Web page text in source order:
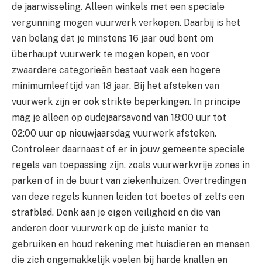
de jaarwisseling. Alleen winkels met een speciale
vergunning mogen vuurwerk verkopen. Daarbij is het
van belang dat je minstens 16 jaar oud bent om
überhaupt vuurwerk te mogen kopen, en voor
zwaardere categorieën bestaat vaak een hogere
minimumleeftijd van 18 jaar. Bij het afsteken van
vuurwerk zijn er ook strikte beperkingen. In principe
mag je alleen op oudejaarsavond van 18:00 uur tot
02:00 uur op nieuwjaarsdag vuurwerk afsteken.
Controleer daarnaast of er in jouw gemeente speciale
regels van toepassing zijn, zoals vuurwerkvrije zones in
parken of in de buurt van ziekenhuizen. Overtredingen
van deze regels kunnen leiden tot boetes of zelfs een
strafblad. Denk aan je eigen veiligheid en die van
anderen door vuurwerk op de juiste manier te
gebruiken en houd rekening met huisdieren en mensen
die zich ongemakkelijk voelen bij harde knallen en